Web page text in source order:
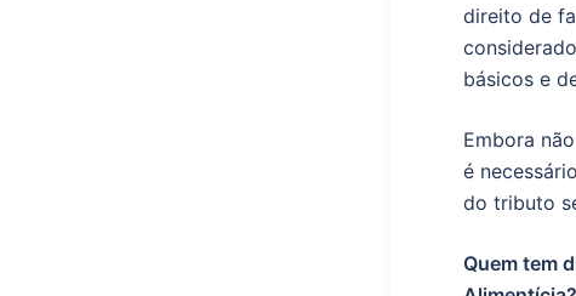
direito de
básicos e
Embora
é
do tributo
Quem tem